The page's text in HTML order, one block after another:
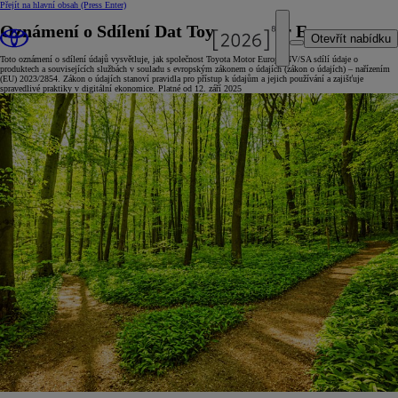
Přejít na hlavní obsah (Press Enter)
Otevřít nabídku
Oznámení o Sdílení Dat Toyota Motor Europe
Toto oznámení o sdílení údajů vysvětluje, jak společnost Toyota Motor Europe NV/SA sdílí údaje o
produktech a souvisejících službách v souladu s evropským zákonem o údajích (zákon o údajích) – nařízením
(EU) 2023/2854. Zákon o údajích stanoví pravidla pro přístup k údajům a jejich používání a zajišťuje
spravedlivé praktiky v digitální ekonomice. Platné od 12. září 2025